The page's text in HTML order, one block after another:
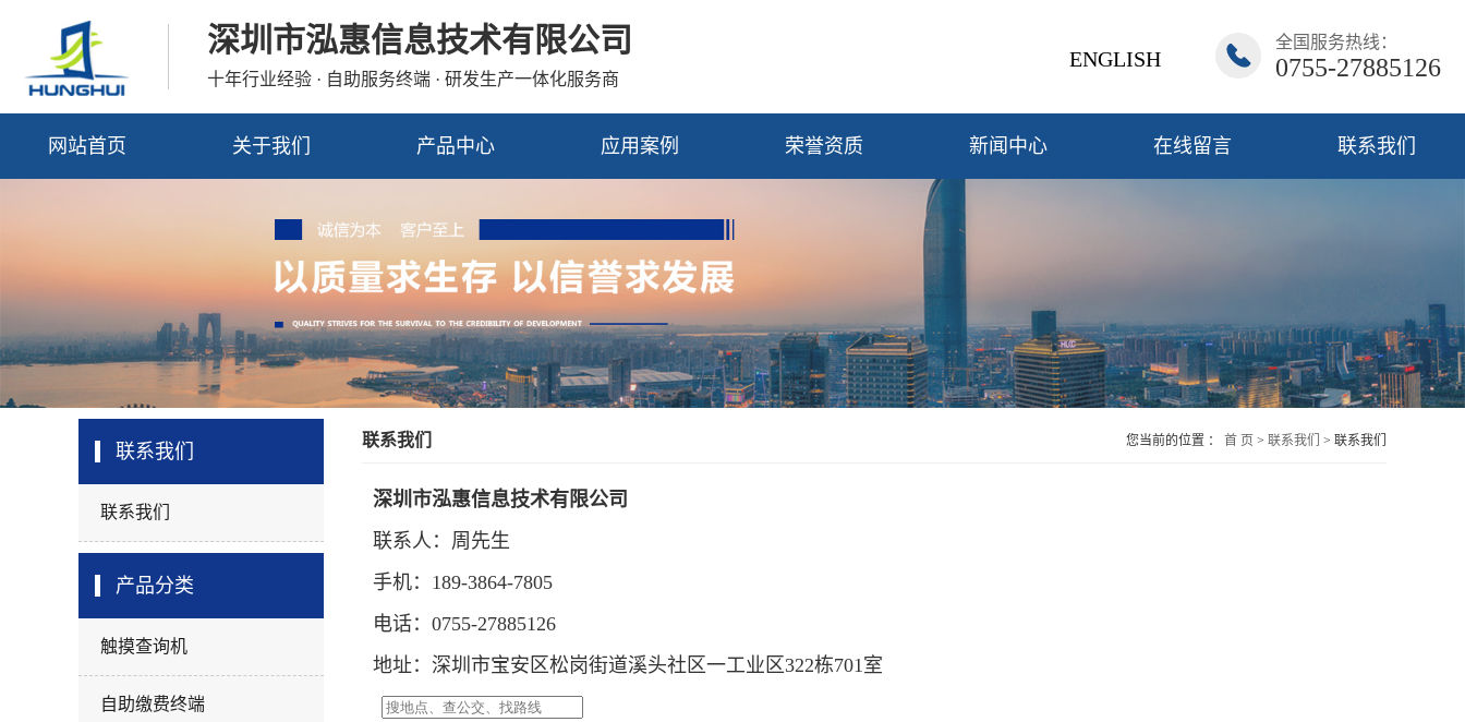
深圳市泓惠信息技术有限公司
十年行业经验 · 自助服务终端 · 研发生产一体化服务商
全国服务热线：
0755-27885126
ENGLISH
网站首页 关于我们 产品中心 应用案例 荣誉资质 新闻中心 在线留言 联系我们
联系我们
联系我们
产品分类
触摸查询机
自助缴费终端
联系我们 您当前的位置 ： 首 页 > 联系我们 > 联系我们
深圳市泓惠信息技术有限公司
联系人：周先生
手机：189-3864-7805
电话：0755-27885126
地址：深圳市宝安区松岗街道溪头社区一工业区322栋701室